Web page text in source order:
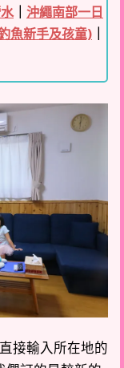
｜ 沖繩南部一日
魚新手及孩童) ｜
接輸入所在地的